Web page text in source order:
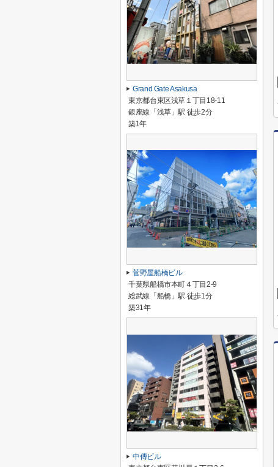
Grand Gate Asakusa
東京都台東区浅草１丁目18-11
銀座線「浅草」駅 徒歩2分
築1年
菅野屋船橋ビル
千葉県船橋市本町４丁目2-9
総武線「船橋」駅 徒歩1分
築31年
中傳ビル